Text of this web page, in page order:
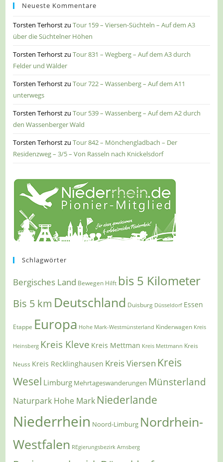
Neueste Kommentare
Torsten TerhorstzuTour 159 – Viersen-Süchteln – Auf dem A3
über die Süchtelner Höhen
Torsten TerhorstzuTour 831 – Wegberg – Auf dem A3 durch
Felder und Wälder
Torsten TerhorstzuTour 722 – Wassenberg – Auf dem A11
unterwegs
Torsten TerhorstzuTour 539 – Wassenberg – Auf dem A2 durch
den Wassenberger Wald
Torsten TerhorstzuTour 842 – Mönchengladbach – Der
Residenzweg – 3/5 – Von Rasseln nach Knickelsdorf
Schlagwörter
Bergisches Land Bewegen Hilft bis 5 Kilometer
Bis 5 km Deutschland Duisburg Düsseldorf Essen
Etappe Europa Hohe Mark-Westmünsterland Kinderwagen Kreis
Heinsberg Kreis Kleve Kreis Mettman Kreis Mettmann Kreis
Neuss Kreis Recklinghausen Kreis Viersen Kreis
Wesel Limburg Mehrtageswanderungen Münsterland
Naturpark Hohe Mark Niederlande
Niederrhein Noord-Limburg Nordrhein-
Westfalen REgierungsbezirk Arnsberg